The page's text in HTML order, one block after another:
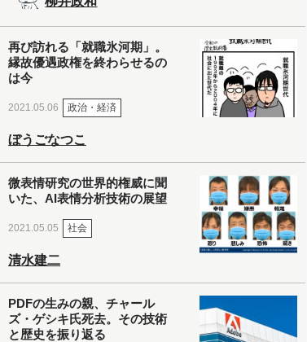
再び訪れる「就職氷河期」。
縁故優遇政権を終わらせるの
は今
2021.05.06 政治・経済
ぼうごなつこ
微表情研究の世界的権威に聞
いた、AI表情分析技術の展望
2021.05.05 社会
清水建二
PDFの生みの親、チャール
ズ・ゲシキ氏死去。その技術
と歴史を振り返る